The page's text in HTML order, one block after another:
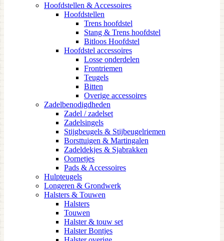
Hoofdstellen & Accessoires
Hoofdstellen
Trens hoofdstel
Stang & Trens hoofdstel
Bitloos Hoofdstel
Hoofdstel accessoires
Losse onderdelen
Frontriemen
Teugels
Bitten
Overige accessoires
Zadelbenodigdheden
Zadel / zadelset
Zadelsingels
Stijgbeugels & Stijbeugelriemen
Borsttuigen & Martingalen
Zadeldekjes & Sjabrakken
Oornetjes
Pads & Accessoires
Hulpteugels
Longeren & Grondwerk
Halsters & Touwen
Halsters
Touwen
Halster & touw set
Halster Bontjes